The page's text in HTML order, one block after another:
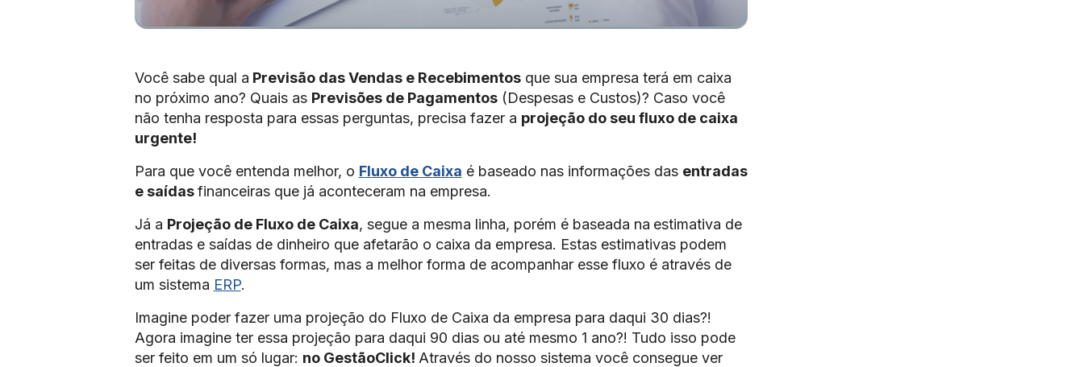
Você sabe qual a Previsão das Vendas e Recebimentosque sua empresa terá em caixa
no próximo ano? Quais as Previsões de Pagamentos(Despesas e Custos)? Caso você
não tenha resposta para essas perguntas, precisa fazer a projeção do seu fluxo de caixa
urgente!
Para que você entenda melhor, o Fluxo de Caixa é baseado nas informações das entradas
e saídasfinanceiras que já aconteceram na empresa.
Já a Projeção de Fluxo de Caixa, segue a mesma linha, porém é baseada na estimativa de
entradas e saídas de dinheiro que afetarão o caixa da empresa. Estas estimativas podem
ser feitas de diversas formas, mas a melhor forma de acompanhar esse fluxo é através de
um sistema ERP.
Imagine poder fazer uma projeção do Fluxo de Caixa da empresa para daqui 30 dias?!
Agora imagine ter essa projeção para daqui 90 dias ou até mesmo 1 ano?! Tudo isso pode
ser feito em um só lugar: no GestãoClick! Através do nosso sistema você consegue ver